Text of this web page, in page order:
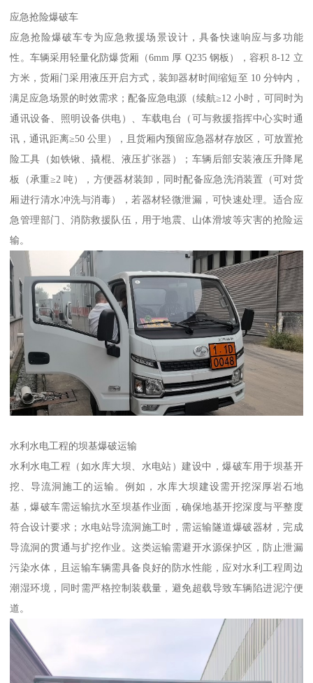
应急抢险爆破车​
应急抢险爆破车专为应急救援场景设计，具备快速响应与多功能
性。车辆采用轻量化防爆货厢（6mm 厚 Q235 钢板），容积 8-12 立
方米，货厢门采用液压开启方式，装卸器材时间缩短至 10 分钟内，
满足应急场景的时效需求；配备应急电源（续航≥12 小时，可同时为
通讯设备、照明设备供电）、车载电台（可与救援指挥中心实时通
讯，通讯距离≥50 公里），且货厢内预留应急器材存放区，可放置抢
险工具（如铁锹、撬棍、液压扩张器）；车辆后部安装液压升降尾
板（承重≥2 吨），方便器材装卸，同时配备应急洗消装置（可对货
厢进行清水冲洗与消毒），若器材轻微泄漏，可快速处理。适合应
急管理部门、消防救援队伍，用于地震、山体滑坡等灾害的抢险运
输。​
水利水电工程的坝基爆破运输​
水利水电工程（如水库大坝、水电站）建设中，爆破车用于坝基开
挖、导流洞施工的运输。例如，水库大坝建设需开挖深厚岩石地
基，爆破车需运输抗水至坝基作业面，确保地基开挖深度与平整度
符合设计要求；水电站导流洞施工时，需运输隧道爆破器材，完成
导流洞的贯通与扩挖作业。这类运输需避开水源保护区，防止泄漏
污染水体，且运输车辆需具备良好的防水性能，应对水利工程周边
潮湿环境，同时需严格控制装载量，避免超载导致车辆陷进泥泞便
道。​